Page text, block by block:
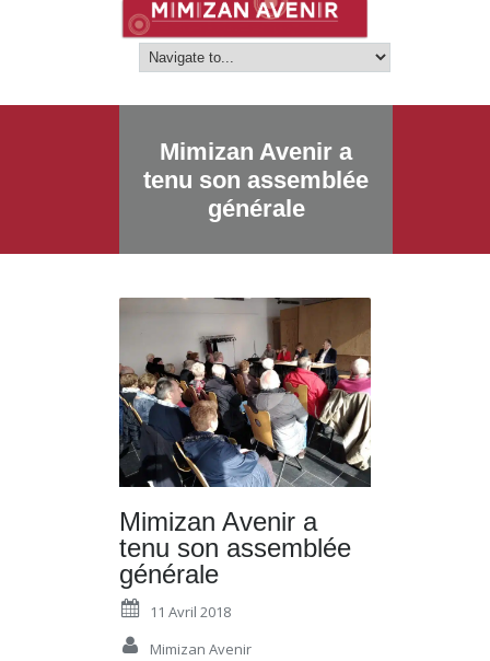
Mimizan Avenir a
tenu son assemblée
générale
Mimizan Avenir a
tenu son assemblée
générale
11 Avril 2018
Mimizan Avenir